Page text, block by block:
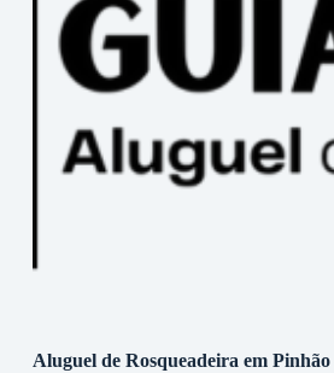
Aluguel de Rosqueadeira em Pinhão